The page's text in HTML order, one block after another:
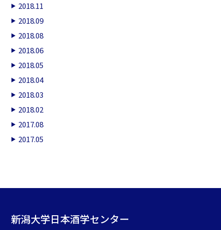
2018.11
2018.09
2018.08
2018.06
2018.05
2018.04
2018.03
2018.02
2017.08
2017.05
新潟大学日本酒学センター